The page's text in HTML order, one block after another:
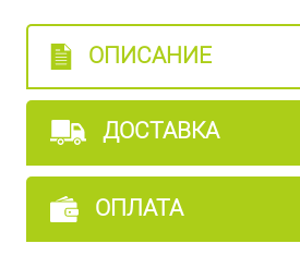
ОПИСАНИЕ
ДОСТАВКА
ОПЛАТА